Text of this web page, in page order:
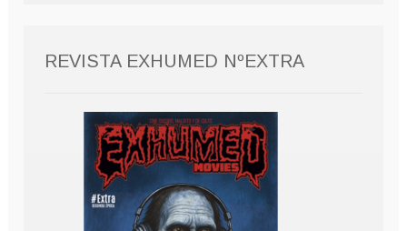
REVISTA EXHUMED NºEXTRA